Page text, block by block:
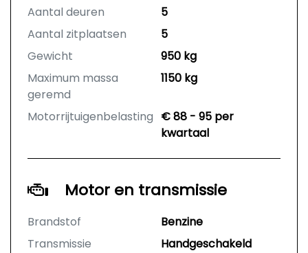
Aantal deuren
5
Aantal zitplaatsen
5
Gewicht
950 kg
Maximum massa
geremd
1150 kg
Motorrijtuigenbelasting € 88 - 95 per
kwartaal
Motor en transmissie
Brandstof
Benzine
Transmissie
Handgeschakeld